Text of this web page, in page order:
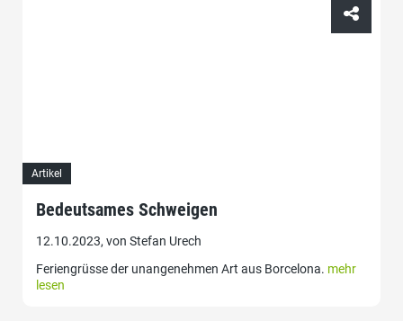
Artikel
Bedeutsames Schweigen
12.10.2023, von Stefan Urech
Feriengrüsse der unangenehmen Art aus Borcelona. mehr
lesen